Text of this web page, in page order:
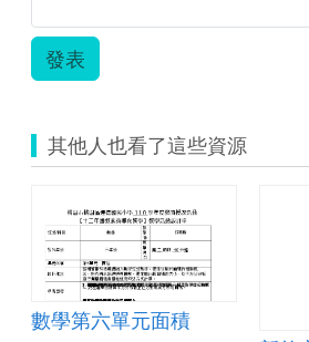
發表
其他人也看了這些資源
數學第六單元面積